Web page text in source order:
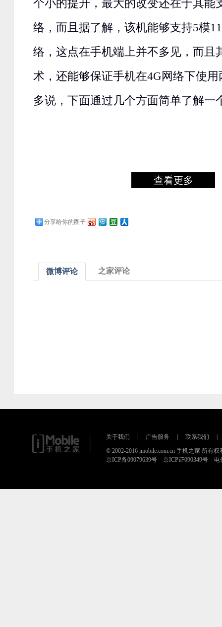
个小的提升，最大的改变还在于其能
络，而且据了解，该机能够支持5模
络，这点在手机端上并不多见，而且
术，还能够保证手机在4G网络下使
多说，下面通过几个方面简单了解一
查看更多
分享给你的圈子
微博评论 之家评论
关于我们 广告服务 联系我们
© 2002-2016 imobile.com.cn 手机之家 所有权
京ICP备09079639号 京ICP证090349号 电